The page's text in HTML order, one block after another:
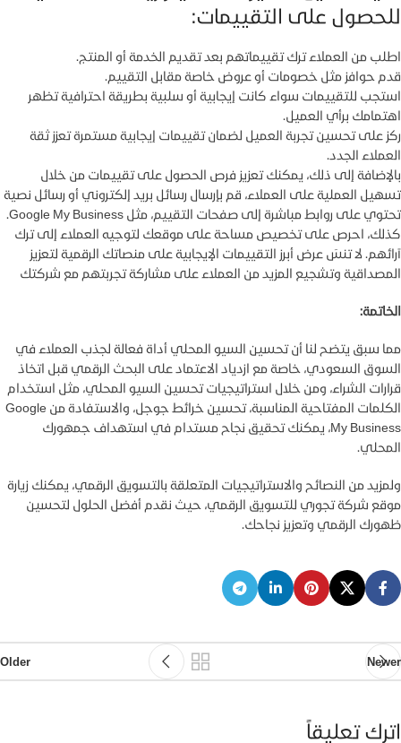
للحصول على التقييمات:
اطلب من العملاء ترك تقييماتهم بعد تقديم الخدمة أو المنتج.
قدم حوافز مثل خصومات أو عروض خاصة مقابل التقييم.
استجب للتقييمات سواء كانت إيجابية أو سلبية بطريقة احترافية تظهر
اهتمامك برأي العميل.
ركز على تحسين تجربة العميل لضمان تقييمات إيجابية مستمرة تعزز ثقة
العملاء الجدد.
بالإضافة إلى ذلك، يمكنك تعزيز فرص الحصول على تقييمات من خلال
تسهيل العملية على العملاء، قم بإرسال رسائل بريد إلكتروني أو رسائل نصية
تحتوي على روابط مباشرة إلى صفحات التقييم، مثل Google My Business.
كذلك، احرص على تخصيص مساحة على موقعك لتوجيه العملاء إلى ترك
آرائهم. لا تنسَ عرض أبرز التقييمات الإيجابية على منصاتك الرقمية لتعزيز
المصداقية وتشجيع المزيد من العملاء على مشاركة تجربتهم مع شركتك
الخاتمة:
مما سبق يتضح لنا أن تحسين السيو المحلي أداة فعالة لجذب العملاء في
السوق السعودي، خاصة مع ازدياد الاعتماد على البحث الرقمي قبل اتخاذ
قرارات الشراء، ومن خلال استراتيجيات تحسين السيو المحلي، مثل استخدام
الكلمات المفتاحية المناسبة، تحسين خرائط جوجل، والاستفادة من Google
My Business، يمكنك تحقيق نجاح مستدام في استهداف جمهورك
المحلي.
ولمزيد من النصائح والاستراتيجيات المتعلقة بالتسويق الرقمي، يمكنك زيارة
موقع شركة تجوري للتسويق الرقمي، حيث نقدم أفضل الحلول لتحسين
ظهورك الرقمي وتعزيز نجاحك.
Newer
Older
اترك تعليقاً